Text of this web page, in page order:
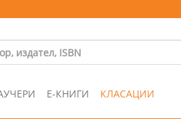
Е-КНИГИ КЛАСАЦИИ